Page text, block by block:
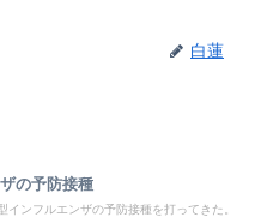
白蓮
の予防接種
インフルエンザの予防接種を打ってきた。